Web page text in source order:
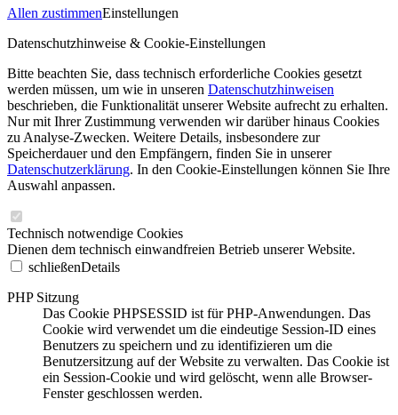
Allen zustimmenEinstellungen
Datenschutzhinweise & Cookie-Einstellungen
Bitte beachten Sie, dass technisch erforderliche Cookies gesetzt
werden müssen, um wie in unseren Datenschutzhinweisen
beschrieben, die Funktionalität unserer Website aufrecht zu erhalten.
Nur mit Ihrer Zustimmung verwenden wir darüber hinaus Cookies
zu Analyse-Zwecken. Weitere Details, insbesondere zur
Speicherdauer und den Empfängern, finden Sie in unserer
Datenschutzerklärung. In den Cookie-Einstellungen können Sie Ihre
Auswahl anpassen.
Technisch notwendige Cookies
Dienen dem technisch einwandfreien Betrieb unserer Website.
schließenDetails
PHP Sitzung
Das Cookie PHPSESSID ist für PHP-Anwendungen. Das
Cookie wird verwendet um die eindeutige Session-ID eines
Benutzers zu speichern und zu identifizieren um die
Benutzersitzung auf der Website zu verwalten. Das Cookie ist
ein Session-Cookie und wird gelöscht, wenn alle Browser-
Fenster geschlossen werden.